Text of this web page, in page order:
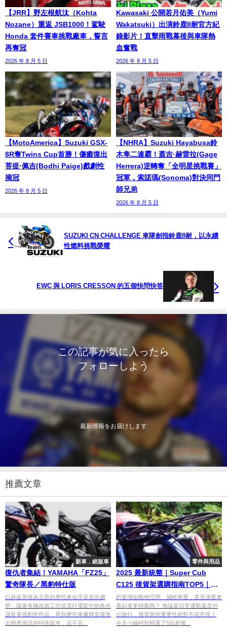
【JRR】野左根航汰（Kohta
Nozane）重返 JSB1000！駕駛
Honda 套件賽車挑戰廠車，誓言
再奪冠
2026 年 8 月 5 日
Kawasaki 公開若月佑美（Yumi
Wakatsuki）出演鈴鹿8耐官方紀
錄影片！直擊雨戰幕後與車隊熱
血奮戰
2026 年 8 月 5 日
【MotoAmerica】Suzuki GSX-
8R奪Twins Cup首勝！傷癒復出
菩提·佩吉(Bodhi Paige)戲劇性
摘冠
2026 年 8 月 5 日
【NHRA】Suzuki Hayabusa鈴
木隼二連霸！蓋吉·赫雷拉(Gage
Herrera)逆轉奪「全明星挑戰賽」
冠軍，索諾瑪(Sonoma)對決同門
師兄弟
2026 年 8 月 5 日
SUZUKI CN CHALLENGE 車隊劍指鈴鹿8耐，以永續
性燃料挑戰榮耀
EWC 與 LORIS CRESSON 的五個快問快答
この記事が気に入ったら
フォローしよう
最新情報をお届けします
推薦文章
新車．絕版車
復仇者集結！YAMAHA「FZ25」
驚奇隊長／黑豹特仕版
以超級英雄為主題的摩托車似乎是當前趨
勢，隨著各種改裝工坊從流行電影中的角色
汲取靈感創作作品，再到摩托車廠牌直接推
出順應潮流的特殊版本，這不言...
零件與用品
2025 最新統整｜Super Cub
C125 後貨架選購指南TOP5｜各
品牌特色與功能一篇整理給你
想要增加載物空間、減輕車重，甚至讓愛車
看起來更帥氣嗎？ 無論是日常通勤還是外
出旅行，後貨架的重要性絕對不容忽視！
今天小編特別精選了5款超實...